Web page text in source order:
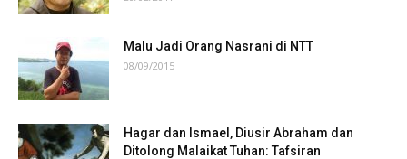
Malu Jadi Orang Nasrani di NTT
08/09/2015
Hagar dan Ismael, Diusir Abraham dan
Ditolong Malaikat Tuhan: Tafsiran